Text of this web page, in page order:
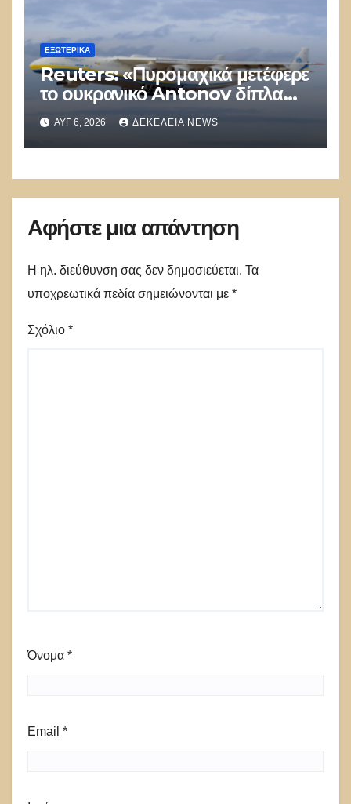
ΕΞΩΤΕΡΙΚΑ
Reuters: «Πυρομαχικά μετέφερε
το ουκρανικό Antonov δίπλα
στο οποίο βρέθηκε το drone στη
Λειψία»
ΑΥΓ 6, 2026 ΔΕΚΈΛΕΙΑ NEWS
Αφήστε μια απάντηση
Η ηλ. διεύθυνση σας δεν δημοσιεύεται. Τα
υποχρεωτικά πεδία σημειώνονται με *
Σχόλιο *
Όνομα *
Email *